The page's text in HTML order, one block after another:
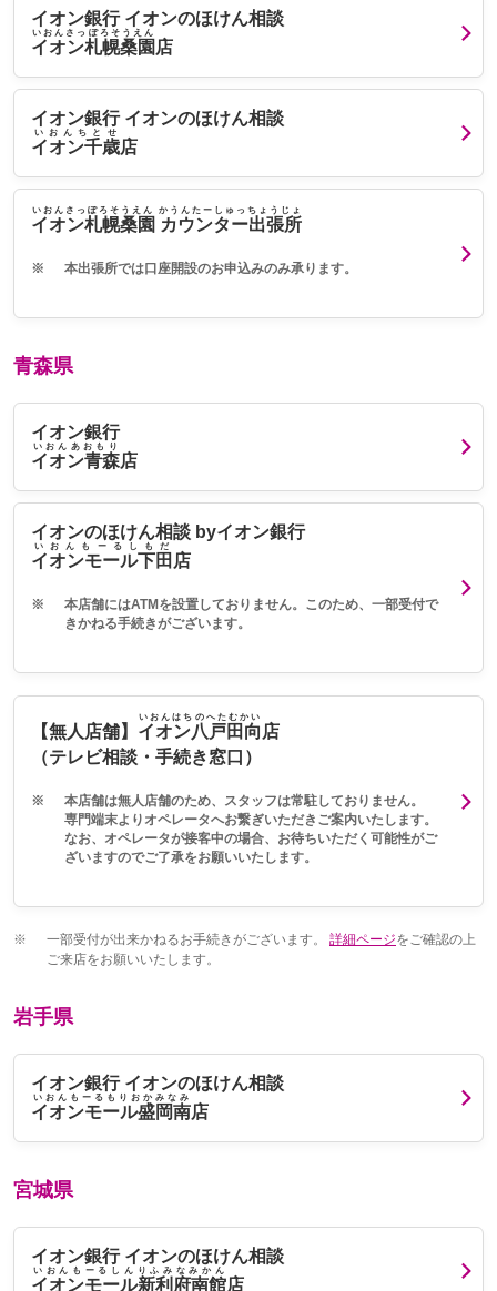
イオン銀行 イオンのほけん相談
イオン札幌桑園
いおんさっぽろそうえん
店
イオン銀行 イオンのほけん相談
イオン千歳
いおんちとせ
店
イオン札幌桑園 カウンター出張所
いおんさっぽろそうえん かうんたーしゅっちょうじょ
※ 本出張所では口座開設のお申込みのみ承ります。
青森県
イオン銀行
イオン青森
いおんあおもり
店
イオンのほけん相談 byイオン銀行
イオンモール下田
いおんもーるしもだ
店
※
本店舗にはATMを設置しておりません。このため、一部受付で
きかねる手続きがございます。
【無人店舗】 イオン八戸田向
いおんはちのへたむかい
店
（テレビ相談・手続き窓口）
※
本店舗は無人店舗のため、スタッフは常駐しておりません。
専門端末よりオペレータへお繋ぎいただきご案内いたします。
なお、オペレータが接客中の場合、お待ちいただく可能性がご
ざいますのでご了承をお願いいたします。
※ 一部受付が出来かねるお手続きがございます。 詳細ページをご確認の上
ご来店をお願いいたします。
岩手県
イオン銀行 イオンのほけん相談
イオンモール盛岡南
いおんもーるもりおかみなみ
店
宮城県
イオン銀行 イオンのほけん相談
イオンモール新利府南館
いおんもーるしんりふみなみかん
店